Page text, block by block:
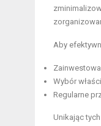
Aby
Wybór
Regularne
Unikając